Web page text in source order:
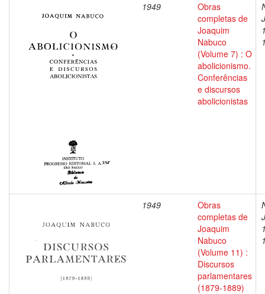
1949
Obras
completas de
Joaquim
Nabuco
(Volume 7) : O
abolicionismo.
Conferências
e discursos
abolicionistas
1949
Obras
completas de
Joaquim
Nabuco
(Volume 11) :
Discursos
parlamentares
(1879-1889)